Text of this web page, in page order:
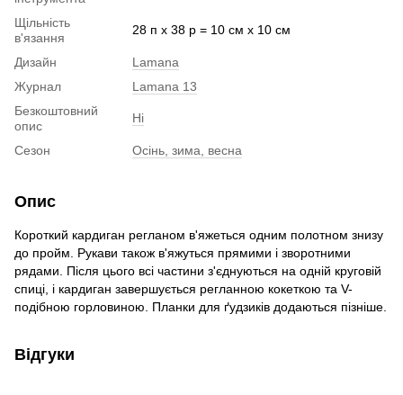
Щільність
в'язання
28 п х 38 р = 10 см х 10 см
Дизайн
Lamana
Журнал
Lamana 13
Безкоштовний
опис
Ні
Сезон Осінь, зима, весна
Опис
Короткий кардиган регланом в'яжеться одним полотном знизу
до пройм. Рукави також в'яжуться прямими і зворотними
рядами. Після цього всі частини з'єднуються на одній круговій
спиці, і кардиган завершується регланною кокеткою та V-
подібною горловиною. Планки для ґудзиків додаються пізніше.
Відгуки